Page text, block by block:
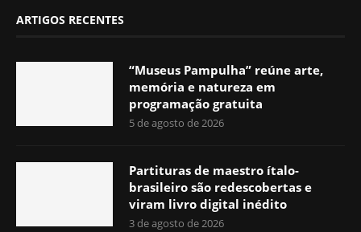
ARTIGOS RECENTES
“Museus Pampulha” reúne arte,
memória e natureza em
programação gratuita
5 de agosto de 2026
Partituras de maestro ítalo-
brasileiro são redescobertas e
viram livro digital inédito
3 de agosto de 2026